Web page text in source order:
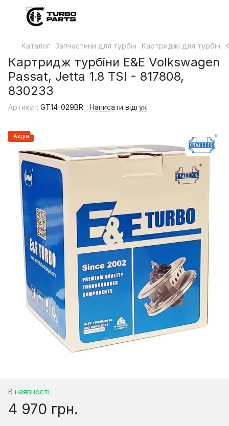
Каталог Запчастини для турбін Картриджі для турбін
Картридж турбіни E&E Volkswagen
Passat, Jetta 1.8 TSI - 817808,
830233
Артикул: GT14-029BR Написати відгук
Акція
В наявності
4 970 грн.